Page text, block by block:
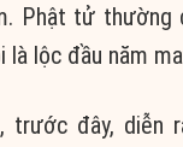
Phật tử thường
là lộc đầu năm
trước đây, diễn